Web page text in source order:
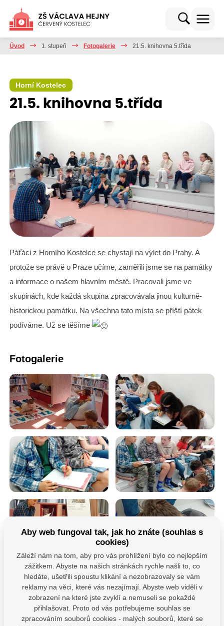
Úvod 1. stupeň Fotogalerie 21.5. knihovna 5.třída
Horní Kostelec
21.5. knihovna 5.třída
Páťáci z Horního Kostelce se chystají na výlet do Prahy. A
protože se právě o Praze učíme, zaměřili jsme se na památky
a informace o našem hlavním městě. Pracovali jsme ve
skupinách, kde každá skupina zpracovávala jinou kulturně-
historickou památku. Na všechna tato místa se příští pátek
podíváme. Už se těšíme
Fotogalerie
Aby web fungoval tak, jak ho znáte (souhlas s
cookies)
Záleží nám na tom, aby pro vás prohlížení bylo co nejlepším
zážitkem. Abyste na našich stránkách rychle našli to, co
hledáte, ušetřili spoustu klikání a nezobrazovaly se vám
reklamy na věci, které vás nezajímají. Abyste web viděli v
zobrazení na které jste zvyklí a nemuseli se pokaždé
přihlašovat. Proto od vás potřebujeme souhlas se
zpracováním souborů cookies - malých souborů, které se